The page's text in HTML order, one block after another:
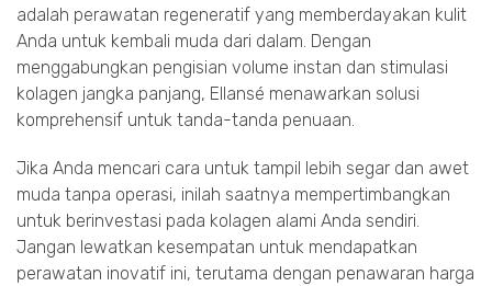
adalah perawatan regeneratif yang memberdayakan kulit
Anda untuk kembali muda dari dalam. Dengan
menggabungkan pengisian volume instan dan stimulasi
kolagen jangka panjang, Ellansé menawarkan solusi
komprehensif untuk tanda-tanda penuaan.
Jika Anda mencari cara untuk tampil lebih segar dan awet
muda tanpa operasi, inilah saatnya mempertimbangkan
untuk berinvestasi pada kolagen alami Anda sendiri.
Jangan lewatkan kesempatan untuk mendapatkan
perawatan inovatif ini, terutama dengan penawaran harga